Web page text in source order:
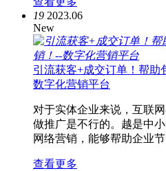
19 2023.06
New
引流获客+成交订单！帮助
数字化营销平台
对于实体企业来说，互联
做推广是不行的。越是中
网络营销，能够帮助企业
查看更多